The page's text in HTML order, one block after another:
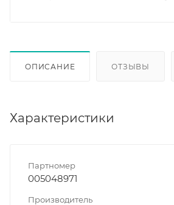
ОПИСАНИЕ ОТЗЫВЫ
Характеристики
Партномер
005048971
Производитель